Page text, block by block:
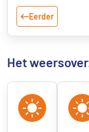
Eerder
Het